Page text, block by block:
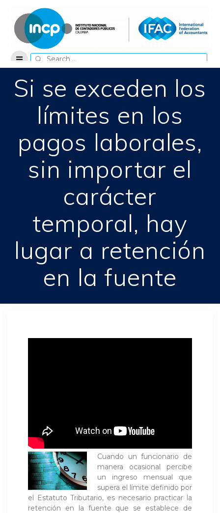
content
Search
for:
Si se exceden los
límites en los
pagos laborales,
sin importar el
carácter
temporal, hay
lugar a retención
en la fuente
Cuando un funcionario de
manera ocasional percibe
un ingreso mensual que
supera el límite definido por
el Estatuto Tributario, es necesario practicar la
retención en la fuente que se establece de